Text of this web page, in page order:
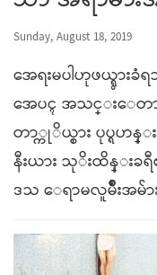
Sunday, August 18, 2019
အေရးမပါဟုဖယ္ရွားခံ
အေပၚ အသင္းေတ
တာ္ကုိယ္စား ပုပ္ရဟန္
နီးယား သုိးထိန္းခ
ဒသ ေရာမလူမ်ဳိးအမ်